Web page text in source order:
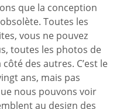
que la conception
Toutes les
vous ne pouvez
toutes les photos de
des autres. C’est le
ans, mais pas
nous pouvons voir
au design des